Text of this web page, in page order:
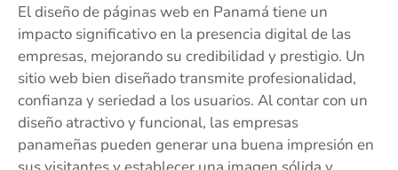
El diseño de páginas web en Panamá tiene un
impacto significativo en la presencia digital de las
empresas, mejorando su credibilidad y prestigio. Un
sitio web bien diseñado transmite profesionalidad,
confianza y seriedad a los usuarios. Al contar con un
diseño atractivo y funcional, las empresas
panameñas pueden generar una buena impresión en